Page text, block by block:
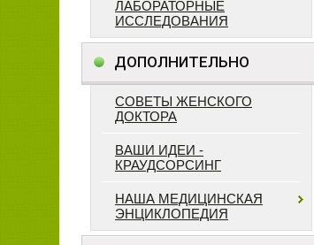
ЛАБОРАТОРНЫЕ
ИССЛЕДОВАНИЯ
ДОПОЛНИТЕЛЬНО
СОВЕТЫ ЖЕНСКОГО
ДОКТОРА
ВАШИ ИДЕИ -
КРАУДСОРСИНГ
НАША МЕДИЦИНСКАЯ
ЭНЦИКЛОПЕДИЯ